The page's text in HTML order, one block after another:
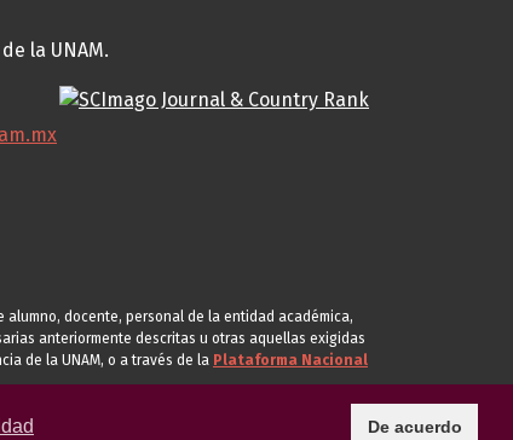
De acuerdo
la UNAM.
docente, personal de la entidad académica,
anteriormente descritas u otras aquellas exigidas
de la UNAM, o a través de la Plataforma Nacional